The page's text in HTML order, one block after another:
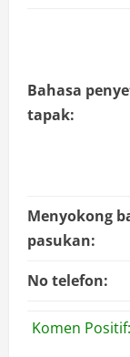
Bahasa
tapak:
Menyokong
pasukan:
No telefon:
Komen